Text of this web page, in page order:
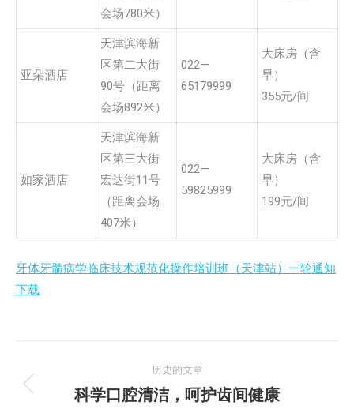
会场780米）
亚朵酒店
天津滨海新
区第二大街
90号（距离
会场892米）
022—
65179999
大床房（含
早）
355元/间
如家酒店
天津滨海新
区第三大街
宏达街11号
（距离会场
407米）
022—
59825999
大床房（含
早）
199元/间
牙体牙髓病学临床技术规范化操作培训班（天津站）一轮通知
下载
章
历史的文章
历
科学口腔清洁，呵护齿间健康